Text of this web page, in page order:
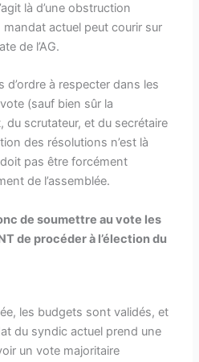
là d’une obstruction
actuel peut courir sur
de l’AG.
d’ordre à respecter dans les
(sauf bien sûr la
scrutateur, et du secrétaire
des résolutions n’est là
pas être forcément
de l’assemblée.
de soumettre au vote les
de procéder à l’élection du
les budgets sont validés, et
du syndic actuel prend une
un vote majoritaire